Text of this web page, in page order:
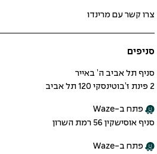
צרו קשר עם מרינדו
סניפים
סניף תל אביב ה’ באייר
2 פינת ז’בוטינסקי 120 תל אביב
פתח ב-Waze
סניף אוסישקין 56 רמת השרון
פתח ב-Waze